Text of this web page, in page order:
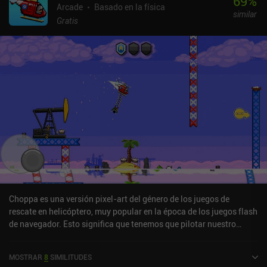
Arcade
Basado en la física
Gratis
similar
Choppa es una versión pixel-art del género de los juegos de
rescate en helicóptero, muy popular en la época de los juegos flash
de navegador. Esto significa que tenemos que pilotar nuestro
rock'n'roll de los 80 y salvamos a gente recogiéndola.El juego se
MOSTRAR 8 SIMILITUDES